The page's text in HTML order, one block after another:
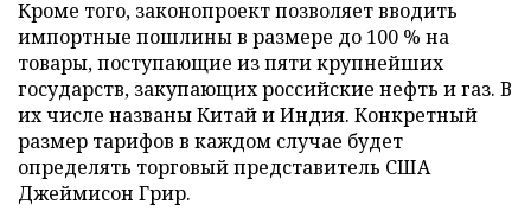
Кроме того, законопроект позволяет вводить
импортные пошлины в размере до 100 % на
товары, поступающие из пяти крупнейших
государств, закупающих российские нефть и газ. В
их числе названы Китай и Индия. Конкретный
размер тарифов в каждом случае будет
определять торговый представитель США
Джеймисон Грир.